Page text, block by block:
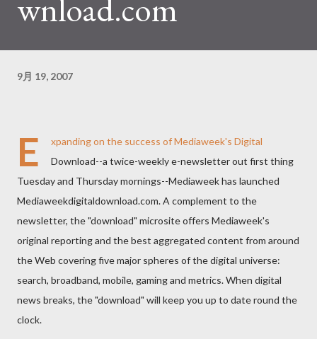
wnload.com
9月 19, 2007
E
xpanding on the success of Mediaweek's Digital
Download--a twice-weekly e-newsletter out first thing
Tuesday and Thursday mornings--Mediaweek has launched
Mediaweekdigitaldownload.com. A complement to the
newsletter, the "download" microsite offers Mediaweek's
original reporting and the best aggregated content from around
the Web covering five major spheres of the digital universe:
search, broadband, mobile, gaming and metrics. When digital
news breaks, the "download" will keep you up to date round the
clock.